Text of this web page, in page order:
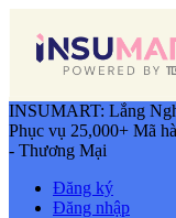
INSUMART: Lắng
Phục vụ 25,000+ Mã
- Thương Mại
Đăng ký
Đăng nhập